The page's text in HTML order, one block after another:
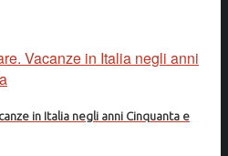
in Italia negli anni Cinquanta e